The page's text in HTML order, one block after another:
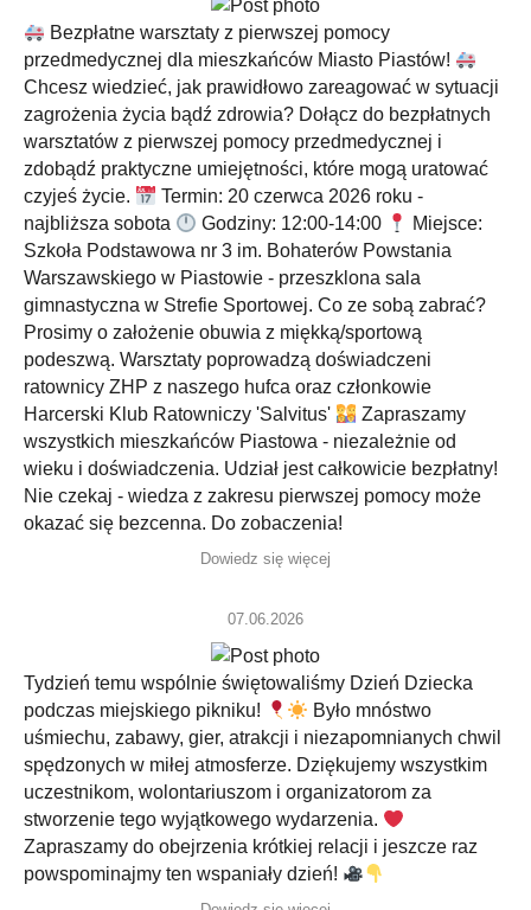
Bezpłatne warsztaty z pierwszej pomocy
przedmedycznej dla mieszkańców Miasto Piastów!
Chcesz wiedzieć, jak prawidłowo zareagować w sytuacji
zagrożenia życia bądź zdrowia? Dołącz do bezpłatnych
warsztatów z pierwszej pomocy przedmedycznej i
zdobądź praktyczne umiejętności, które mogą uratować
czyjeś życie.
Termin: 20 czerwca 2026 roku -
najbliższa sobota
Godziny: 12:00-14:00
Miejsce:
Szkoła Podstawowa nr 3 im. Bohaterów Powstania
Warszawskiego w Piastowie - przeszklona sala
gimnastyczna w Strefie Sportowej. Co ze sobą zabrać?
Prosimy o założenie obuwia z miękką/sportową
podeszwą. Warsztaty poprowadzą doświadczeni
ratownicy ZHP z naszego hufca oraz członkowie
Harcerski Klub Ratowniczy 'Salvitus'
Zapraszamy
wszystkich mieszkańców Piastowa - niezależnie od
wieku i doświadczenia. Udział jest całkowicie bezpłatny!
Nie czekaj - wiedza z zakresu pierwszej pomocy może
okazać się bezcenna. Do zobaczenia!
Dowiedz się więcej
07.06.2026
Tydzień temu wspólnie świętowaliśmy Dzień Dziecka
podczas miejskiego pikniku!
Było mnóstwo
uśmiechu, zabawy, gier, atrakcji i niezapomnianych chwil
spędzonych w miłej atmosferze. Dziękujemy wszystkim
uczestnikom, wolontariuszom i organizatorom za
stworzenie tego wyjątkowego wydarzenia.
Zapraszamy do obejrzenia krótkiej relacji i jeszcze raz
powspominajmy ten wspaniały dzień!